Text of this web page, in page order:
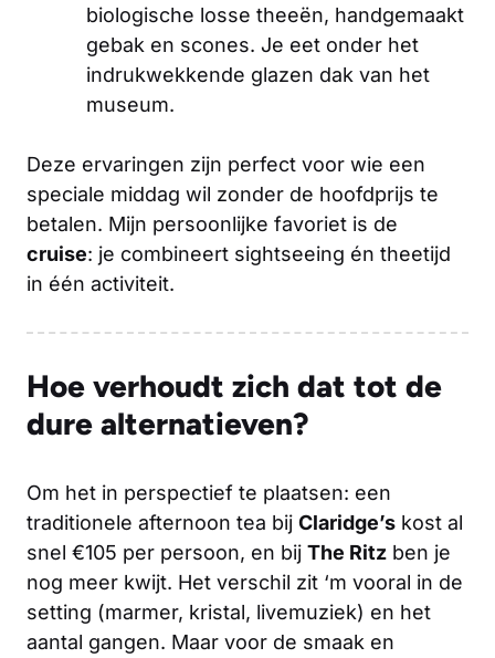
biologische losse theeën, handgemaakt
gebak en scones. Je eet onder het
indrukwekkende glazen dak van het
museum.
Deze ervaringen zijn perfect voor wie een
speciale middag wil zonder de hoofdprijs te
betalen. Mijn persoonlijke favoriet is de
cruise: je combineert sightseeing én theetijd
in één activiteit.
Hoe verhoudt zich dat tot de
dure alternatieven?
Om het in perspectief te plaatsen: een
traditionele afternoon tea bij Claridge’s kost al
snel €105 per persoon, en bij The Ritz ben je
nog meer kwijt. Het verschil zit ‘m vooral in de
setting (marmer, kristal, livemuziek) en het
aantal gangen. Maar voor de smaak en